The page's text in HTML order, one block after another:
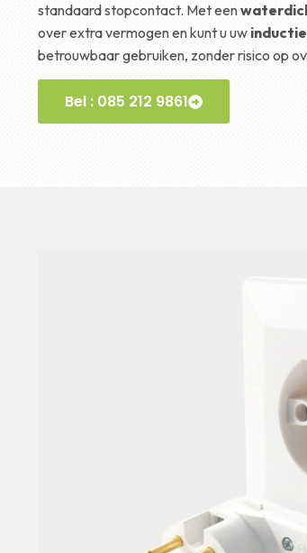
standaard stopcontact. Met een
over extra vermogen en kunt u uw
betrouwbaar gebruiken, zonder risico op
Bel : 085 212 9861